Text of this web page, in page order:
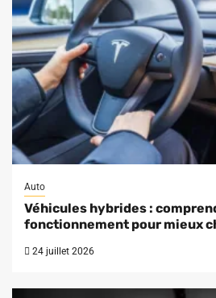
Auto
Véhicules hybrides :
fonctionnement pour mieux
24 juillet 2026